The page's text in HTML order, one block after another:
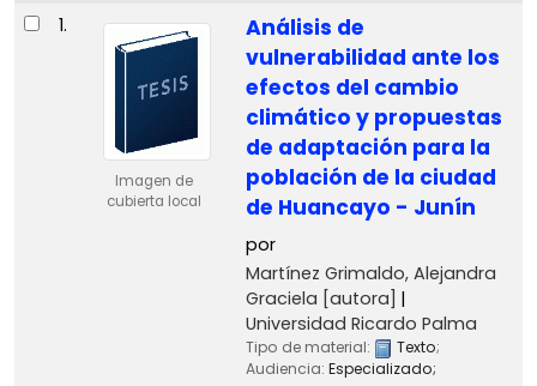
Resultados
1.
Imagen de
cubierta local
Análisis de
vulnerabilidad ante los
efectos del cambio
climático y propuestas
de adaptación para la
población de la ciudad
de Huancayo - Junín
por
Martínez Grimaldo, Alejandra
Graciela [autora]
Universidad Ricardo Palma
Tipo de material: Texto;
Audiencia: Especializado;